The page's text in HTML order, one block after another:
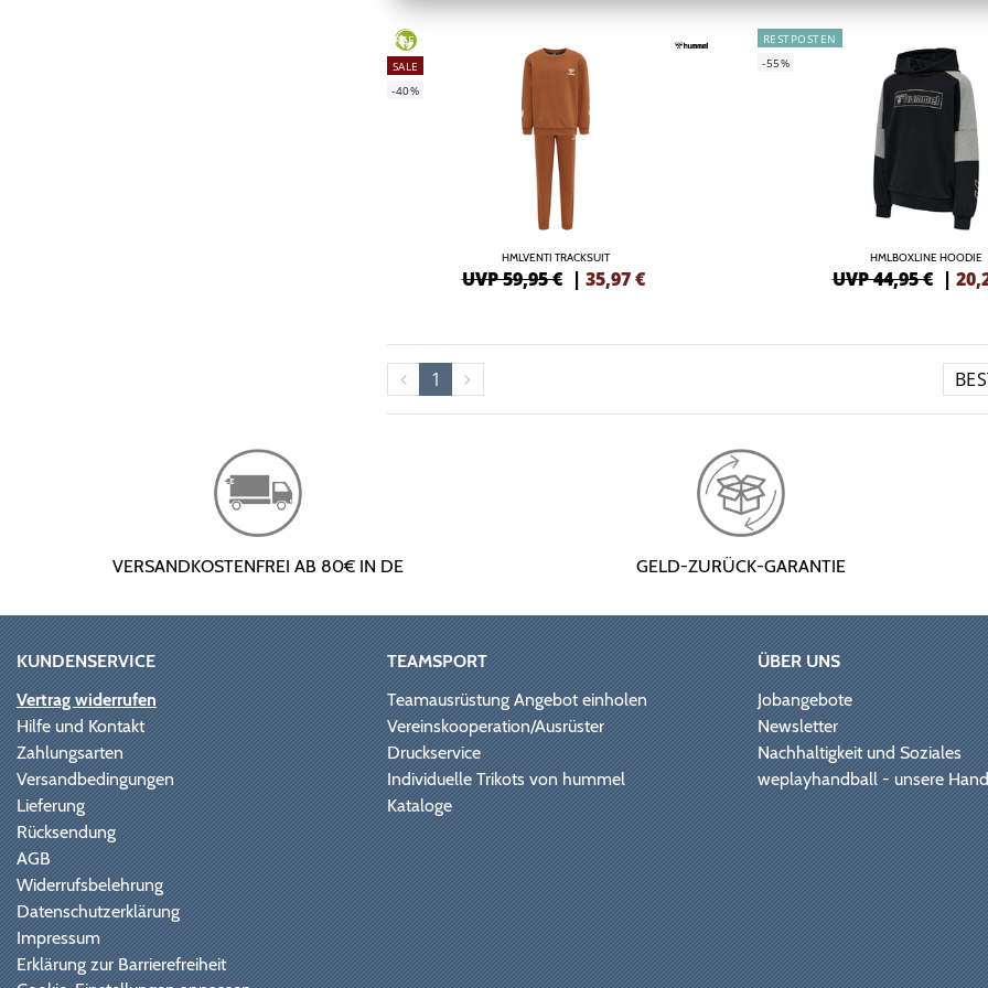
GREEN
SALE
-40%
HMLVENTI TRACKSUIT
UVP 59,95 € | 35,97 €
RESTPOSTEN
-55%
HMLBOXLINE HOODIE
UVP 44,95 € |
1
VERSANDKOSTENFREI AB 80€ IN DE GELD-ZURÜCK-GARANTIE
KUNDENSERVICE
Vertrag widerrufen
Hilfe und Kontakt
Zahlungsarten
Versandbedingungen
Lieferung
Rücksendung
AGB
Widerrufsbelehrung
Datenschutzerklärung
Impressum
Erklärung zur Barrierefreiheit
TEAMSPORT
Teamausrüstung Angebot einholen
Vereinskooperation/Ausrüster
Druckservice
Individuelle Trikots von hummel
Kataloge
ÜBER UNS
Jobangebote
Newsletter
Nachhaltigkeit und Soziales
weplayhandball - unsere